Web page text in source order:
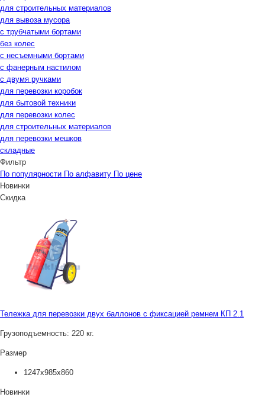
для строительных материалов
для вывоза мусора
с трубчатыми бортами
без колес
с несъемными бортами
с фанерным настилом
с двумя ручками
для перевозки коробок
для бытовой техники
для перевозки колес
для строительных материалов
для перевозки мешков
складные
Фильтр
По популярности По алфавиту По цене
Новинки
Скидка
Тележка для перевозки двух баллонов с фиксацией ремнем КП 2.1
Грузоподъемность: 220 кг.
Размер
1247x985x860
Новинки